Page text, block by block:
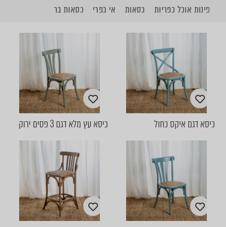
פינות אוכל כפריות כסאות אי כפרי כסאות בר
כיסא דגם איקס כחול כיסא עץ מלא דגם 3 פסים ירוק